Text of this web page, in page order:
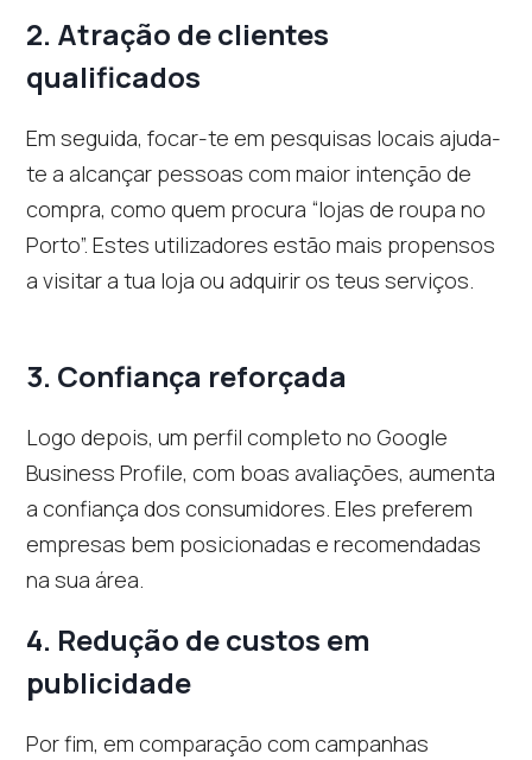
2. Atração de clientes
qualificados
Em seguida, focar-te em pesquisas locais ajuda-
te a alcançar pessoas com maior intenção de
compra, como quem procura “lojas de roupa no
Porto”. Estes utilizadores estão mais propensos
a visitar a tua loja ou adquirir os teus serviços.
3. Confiança reforçada
Logo depois, um perfil completo no Google
Business Profile, com boas avaliações, aumenta
a confiança dos consumidores. Eles preferem
empresas bem posicionadas e recomendadas
na sua área.
4. Redução de custos em
publicidade
Por fim, em comparação com campanhas